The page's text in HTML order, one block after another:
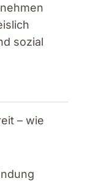
sozial
– wie